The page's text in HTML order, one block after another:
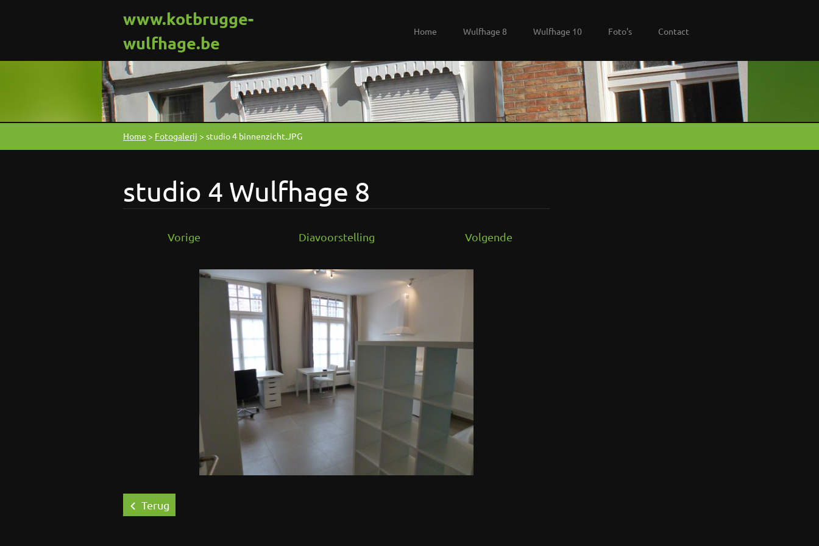
www.kotbrugge-
wulfhage.be
Home Wulfhage 8 Wulfhage 10 Foto's Contact
Home > Fotogalerij > studio 4 binnenzicht.JPG
studio 4 Wulfhage 8
Vorige Diavoorstelling Volgende
Terug